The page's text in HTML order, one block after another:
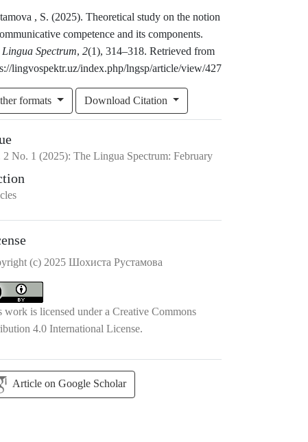
, S. (2025). Theoretical study on the notion
competence and its components.
Lingua Spectrum, 2(1), 314–318. Retrieved from
lingvospektr.uz/index.php/lngsp/article/view/427
formats Download Citation
2 No. 1 (2025): The Lingua Spectrum: February
(c) 2025 Шохиста Рустамова
work is licensed under a Creative Commons
4.0 International License.
Article on Google Scholar